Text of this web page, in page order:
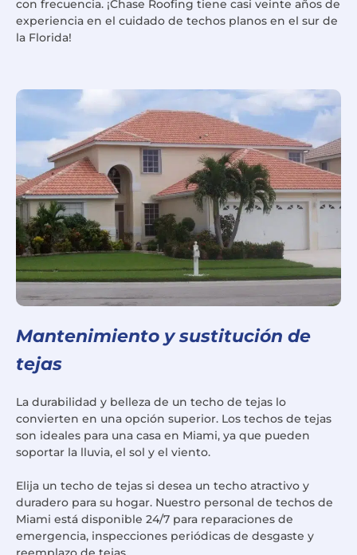
con frecuencia. ¡Chase Roofing tiene casi veinte años de
experiencia en el cuidado de techos planos en el sur de
la Florida!
Mantenimiento y sustitución de
tejas
La durabilidad y belleza de un techo de tejas lo
convierten en una opción superior. Los techos de tejas
son ideales para una casa en Miami, ya que pueden
soportar la lluvia, el sol y el viento.
Elija un techo de tejas si desea un techo atractivo y
duradero para su hogar. Nuestro personal de techos de
Miami está disponible 24/7 para reparaciones de
emergencia, inspecciones periódicas de desgaste y